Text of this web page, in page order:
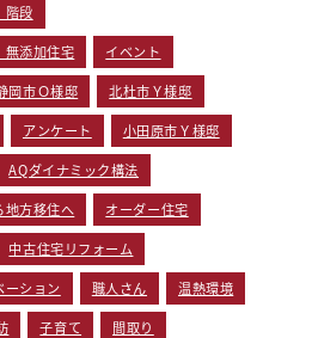
段
添加住宅 イベント
岡市Ｏ様邸 北杜市Ｙ様邸
アンケート 小田原市Ｙ様邸
AQダイナミック構法
地方移住へ オーダー住宅
中古住宅リフォーム
ーション 職人さん 温熱環境
子育て 間取り